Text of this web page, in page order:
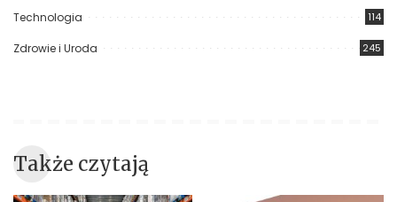
Technologia 114
Zdrowie i Uroda 245
Także czytają